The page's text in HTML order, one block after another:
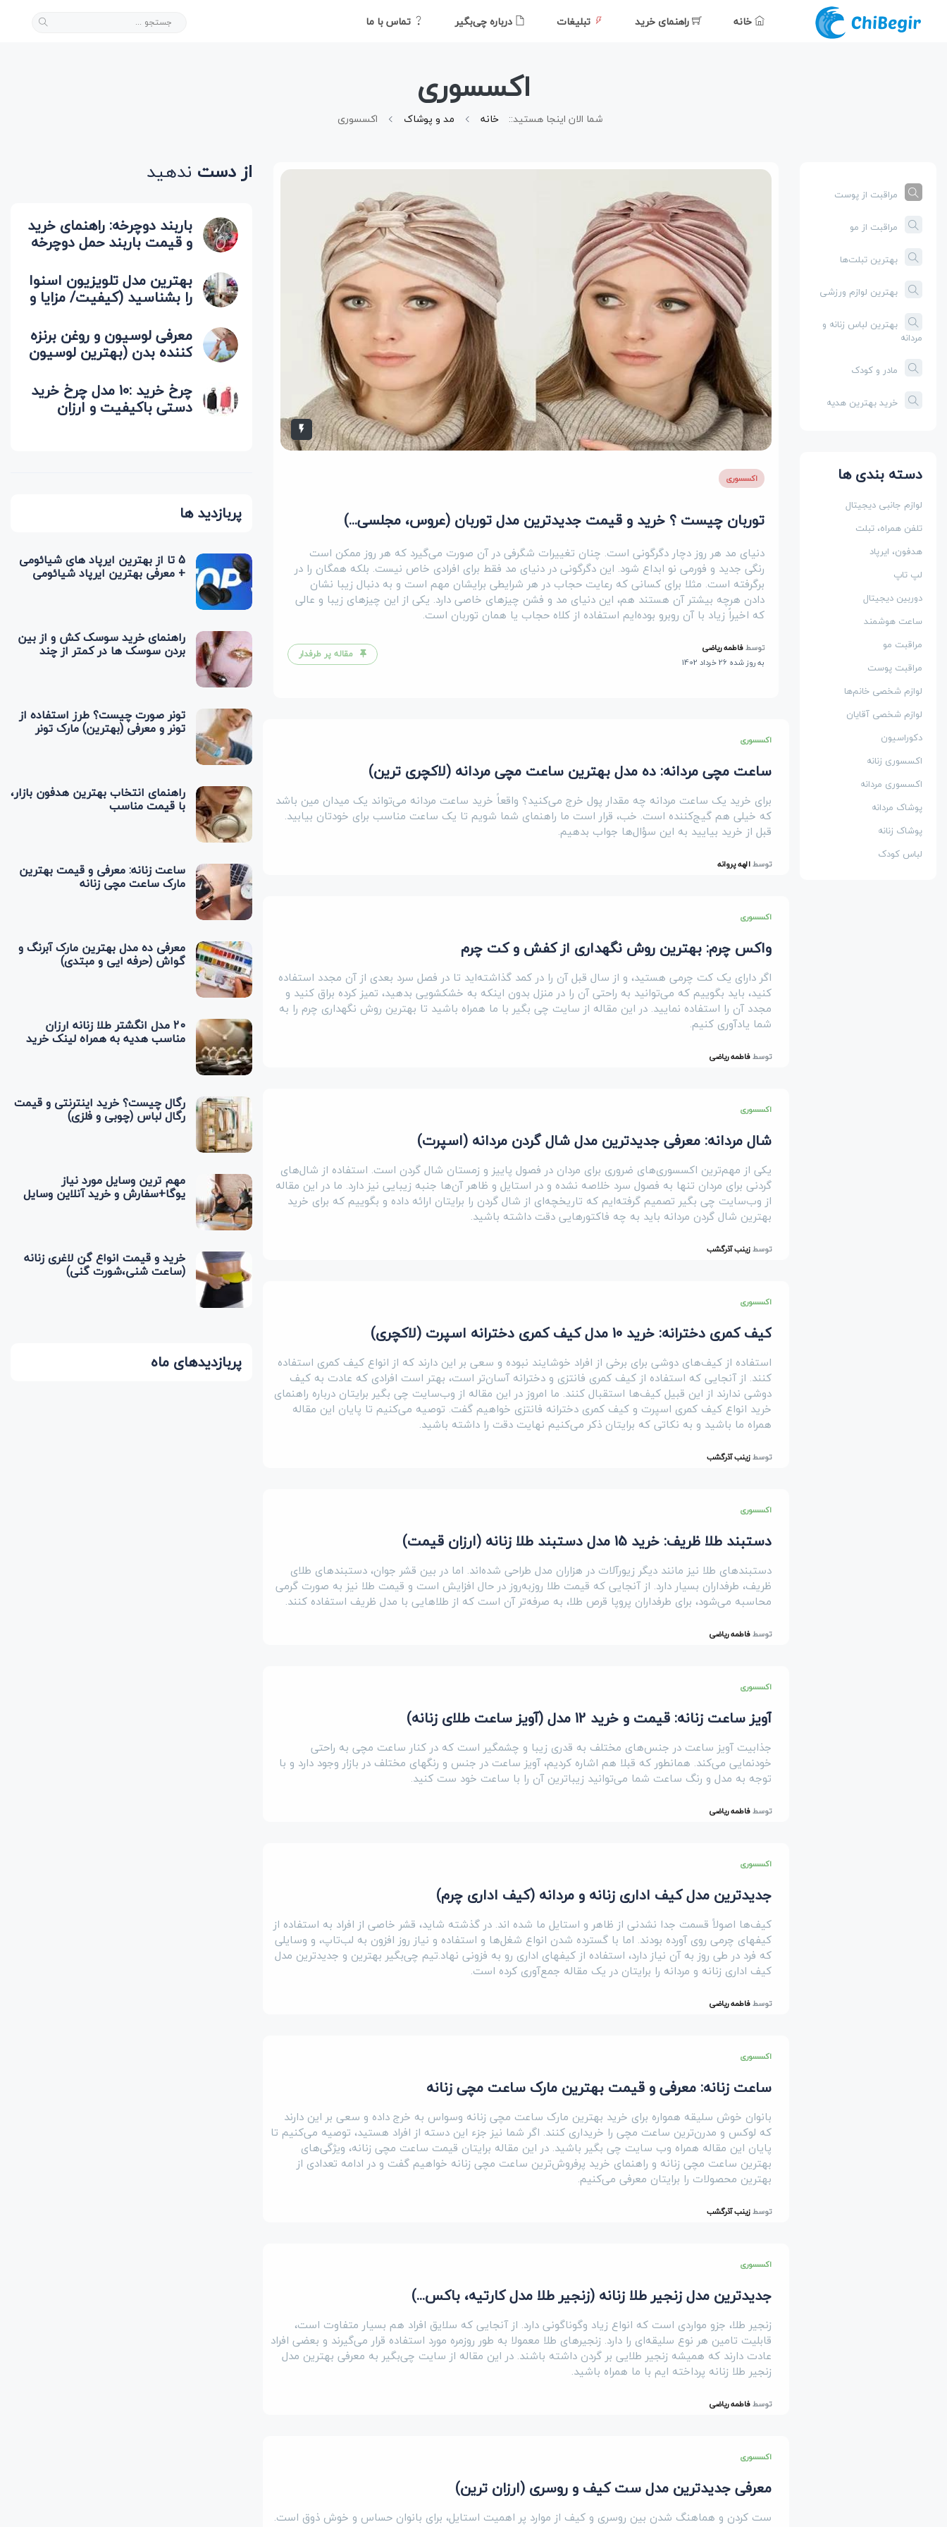
خانه راهنمای خرید تبلیغات درباره چی‌بگیر تماس با ما
اکسسوری
شما الان اینجا هستید:: خانه مد و پوشاک اکسسوری
مراقبت از پوست
مراقبت از مو
بهترین تبلت‌ها
بهترین لوازم ورزشی
بهترین لباس زنانه و
مردانه
مادر و کودک
خرید بهترین هدیه
دسته بندی ها
لوازم جانبی دیجیتال
تلفن همراه، تبلت
هدفون، ایرپاد
لپ تاپ
دوربین دیجیتال
ساعت هوشمند
مراقبت مو
مراقبت پوست
لوازم شخصی خانم‌ها
لوازم شخصی آقایان
دکوراسیون
اکسسوری زنانه
اکسسوری مردانه
پوشاک مردانه
پوشاک زنانه
لباس کودک
اکسسوری
توربان چیست ؟ خرید و قیمت جدیدترین مدل توربان (عروس، مجلسی...)
دنیای مد هر روز دچار دگرگونی است. چنان تغییرات شگرفی در آن صورت می‌گیرد که هر روز ممکن است
رنگی جدید و فورمی نو ابداع شود. این دگرگونی در دنیای مد فقط برای افرادی خاص نیست. بلکه همگان را در
برگرفته است. مثلا برای کسانی که رعایت حجاب در هر شرایطی برایشان مهم است و به دنبال زیبا نشان
دادن هرچه بیشتر آن هستند هم، این دنیای مد و فشن چیزهای خاصی دارد. یکی از این چیزهای زیبا و عالی
که اخیراً زیاد با آن روبرو بوده‌ایم استفاده از کلاه حجاب یا همان توربان است.
توسطفاطمه ریاضی
به روز شده 26 خرداد 1402
مقاله پر طرفدار
اکسسوری
ساعت مچی مردانه: ده مدل بهترین ساعت مچی مردانه (لاکچری ترین)
برای خرید یک ساعت مردانه چه مقدار پول خرج می‌کنید؟ واقعاً خرید ساعت مردانه می‌تواند یک میدان مین باشد
که خیلی هم گیج‌کننده است. خب، قرار است ما راهنمای شما شویم تا یک ساعت مناسب برای خودتان بیابید.
قبل از خرید بیایید به این سؤال‌ها جواب بدهیم.
توسطالهه پروانه
اکسسوری
واکس چرم: بهترین روش نگهداری از کفش و کت چرم
اگر دارای یک کت چرمی هستید، و از سال قبل آن را در کمد گذاشته‌اید تا در فصل سرد بعدی از آن مجدد استفاده
کنید، باید بگوییم که می‌توانید به راحتی آن را در منزل بدون اینکه به خشکشویی بدهید، تمیز کرده براق کنید و
مجدد آن را استفاده نمایید. در این مقاله از سایت چی بگیر با ما همراه باشید تا بهترین روش نگهداری چرم را به
شما یادآوری کنیم.
توسطفاطمه ریاضی
اکسسوری
شال مردانه: معرفی جدیدترین مدل شال گردن مردانه (اسپرت)
یکی از مهم‌ترین اکسسوری‌های ضروری برای مردان در فصول پاییز و زمستان شال گردن است‌. استفاده از شال‌های
گردنی برای مردان تنها به فصول سرد خلاصه نشده و در استایل و ظاهر آن‌ها جنبه زیبایی نیز دارد. ما در این مقاله
از وب‌سایت چی‌ بگیر تصمیم گرفته‌ایم که تاریخچه‌ای از شال گردن را برایتان ارائه داده و بگوییم که برای خرید
بهترین شال گردن مردانه باید به چه فاکتورهایی دقت داشته باشید.
توسطزینب آذرگشب
اکسسوری
کیف کمری دخترانه: خرید 10 مدل کیف کمری دخترانه اسپرت (لاکچری)
استفاده از کیف‌های دوشی برای برخی از افراد خوشایند نبوده و سعی بر این دارند که از انواع کیف کمری استفاده
کنند. از آنجایی که استفاده از کیف کمری فانتزی و دخترانه آسان‌تر است، بهتر است افرادی که عادت به کیف
دوشی ندارند از این قبیل کیف‌ها استقبال کنند. ما امروز در این مقاله از وب‌سایت چی‌ بگیر برایتان درباره راهنمای
خرید انواع کیف کمری اسپرت و کیف کمری دخترانه فانتزی خواهیم گفت. توصیه می‌کنیم تا پایان این مقاله
همراه ما باشید و به نکاتی که برایتان ذکر می‌کنیم نهایت دقت را داشته باشید.
توسطزینب آذرگشب
اکسسوری
دستبند طلا ظریف: خرید 15 مدل دستبند طلا زنانه (ارزان قیمت)
دستبندهای طلا نیز مانند دیگر زیورآلات در هزاران مدل طراحی شده‌اند. اما در بین قشر جوان، دستبندهای طلای
ظریف، طرفداران بسیار دارد. از آنجایی که قیمت طلا روزبه‌روز در حال افزایش است و قیمت طلا نیز به صورت گرمی
محاسبه می‌شود، برای طرفداران پروپا قرص طلا، به صرفه‌تر آن است که از طلاهایی با مدل ظریف استفاده کنند.
توسطفاطمه ریاضی
اکسسوری
آویز ساعت زنانه: قیمت و خرید 12 مدل (آویز ساعت طلای زنانه)
جذابیت آویز ساعت در جنس‌های مختلف به قدری زیبا و چشمگیر است که در کنار ساعت مچی به راحتی
خودنمایی می‌کند. همانطور که قبلا هم اشاره کردیم، آویز ساعت در جنس و رنگهای مختلف در بازار وجود دارد و با
توجه به مدل و رنگ ساعت شما می‌توانید زیباترین آن را با ساعت خود ست کنید.
توسطفاطمه ریاضی
اکسسوری
جدیدترین مدل کیف اداری زنانه و مردانه (کیف اداری چرم)
کیف‌ها اصولاً قسمت جدا نشدنی از ظاهر و استایل ما شده اند. در گذشته شاید، قشر خاصی از افراد به استفاده از
کیفهای چرمی روی آورده بودند. اما با گسترده شدن انواع شغل‌ها و استفاده و نیاز روز افزون به لب‌تاپ، و وسایلی
که فرد در طی روز به آن نیاز دارد، استفاده از کیفهای اداری رو به فزونی نهاد.تیم چی‌بگیر بهترین و جدیدترین مدل‌
کیف اداری زنانه و مردانه را برایتان در یک مقاله جمع‌آوری کرده است.
توسطفاطمه ریاضی
اکسسوری
ساعت زنانه: معرفی و قیمت بهترین مارک ساعت مچی زنانه
بانوان خوش سلیقه همواره برای خرید بهترین مارک ساعت مچی زنانه وسواس به خرج داده و سعی بر این دارند
که لوکس و مدرن‌ترین ساعت مچی را خریداری کنند. اگر شما نیز جزء این دسته از افراد هستید، توصیه می‌کنیم تا
پایان این مقاله همراه وب سایت چی بگیر باشید. در این مقاله برایتان قیمت ساعت مچی زنانه، ویژگی‌های
بهترین ساعت مچی زنانه و راهنمای خرید پرفروش‌ترین ساعت مچی زنانه خواهیم گفت و در ادامه تعدادی از
بهترین محصولات را برایتان معرفی می‌کنیم.
توسطزینب آذرگشب
اکسسوری
جدیدترین مدل زنجیر طلا زنانه (زنجیر طلا مدل کارتیه، باکس...)
زنجیر طلا، جزو مواردی است که انواع زیاد وگوناگونی دارد. از آنجایی که سلایق افراد هم بسیار متفاوت است،
قابلیت تامین هر نوع سلیقه‌ای را دارد. زنجیرهای طلا معمولا به طور روزمره مورد استفاده قرار می‌گیرند و بعضی افراد
عادت دارند که همیشه زنجیر طلایی بر گردن داشته باشند. در این مقاله از سایت چی‌بگیر به معرفی بهترین مدل
زنجیر طلا زنانه پرداخته ایم با ما همراه باشید.
توسطفاطمه ریاضی
اکسسوری
معرفی جدیدترین مدل ست کیف و روسری (ارزان ترین)
ست کردن و هماهنگ شدن بین روسری و کیف از موارد پر اهمیت استایل، برای بانوان حساس و خوش ذوق است.
از دست ندهید
باربند دوچرخه: راهنمای خرید
و قیمت باربند حمل دوچرخه
بهترین مدل تلویزیون اسنوا
را بشناسید (کیفیت/ مزایا و
معرفی لوسیون و روغن برنزه
کننده بدن (بهترین لوسیون
چرخ خرید :10 مدل چرخ خرید
دستی باکیفیت و ارزان
پربازدید ها
5 تا از بهترین ایرپاد های شیائومی
+ معرفی بهترین ایرپاد شیائومی
راهنمای خرید سوسک کش و از بین
بردن سوسک‌ ها در کمتر از چند
دقیقه
تونر صورت چیست؟ طرز استفاده از
تونر و معرفی (بهترین) مارک تونر
راهنمای انتخاب بهترین هدفون بازار،
با قیمت مناسب
ساعت زنانه: معرفی و قیمت بهترین
مارک ساعت مچی زنانه
معرفی ده مدل بهترین مارک آبرنگ و
گواش (حرفه ایی و مبتدی)
20 مدل انگشتر طلا زنانه ارزان
مناسب هدیه به همراه لینک خرید
رگال چیست؟ خرید اینترنتی و قیمت
رگال لباس (چوبی و فلزی)
مهم ترین وسایل مورد نیاز
یوگا+سفارش و خرید آنلاین وسایل
یوگا
خرید و قیمت انواع گن لاغری زنانه
(ساعت شنی،شورت گنی)
پربازدیدهای ماه